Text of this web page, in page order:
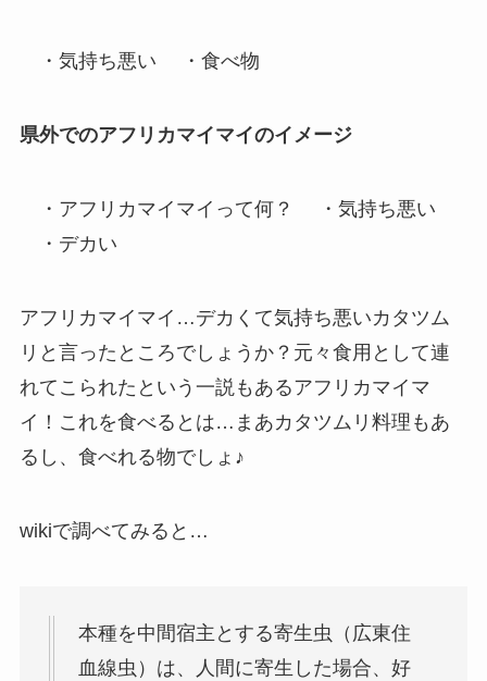
・気持ち悪い ・食べ物
県外でのアフリカマイマイのイメージ
・アフリカマイマイって何？ ・気持ち悪い
・デカい
アフリカマイマイ…デカくて気持ち悪いカタツム
リと言ったところでしょうか？元々食用として連
れてこられたという一説もあるアフリカマイマ
イ！これを食べるとは…まあカタツムリ料理もあ
るし、食べれる物でしょ♪
wikiで調べてみると…
本種を中間宿主とする寄生虫（広東住
血線虫）は、人間に寄生した場合、好